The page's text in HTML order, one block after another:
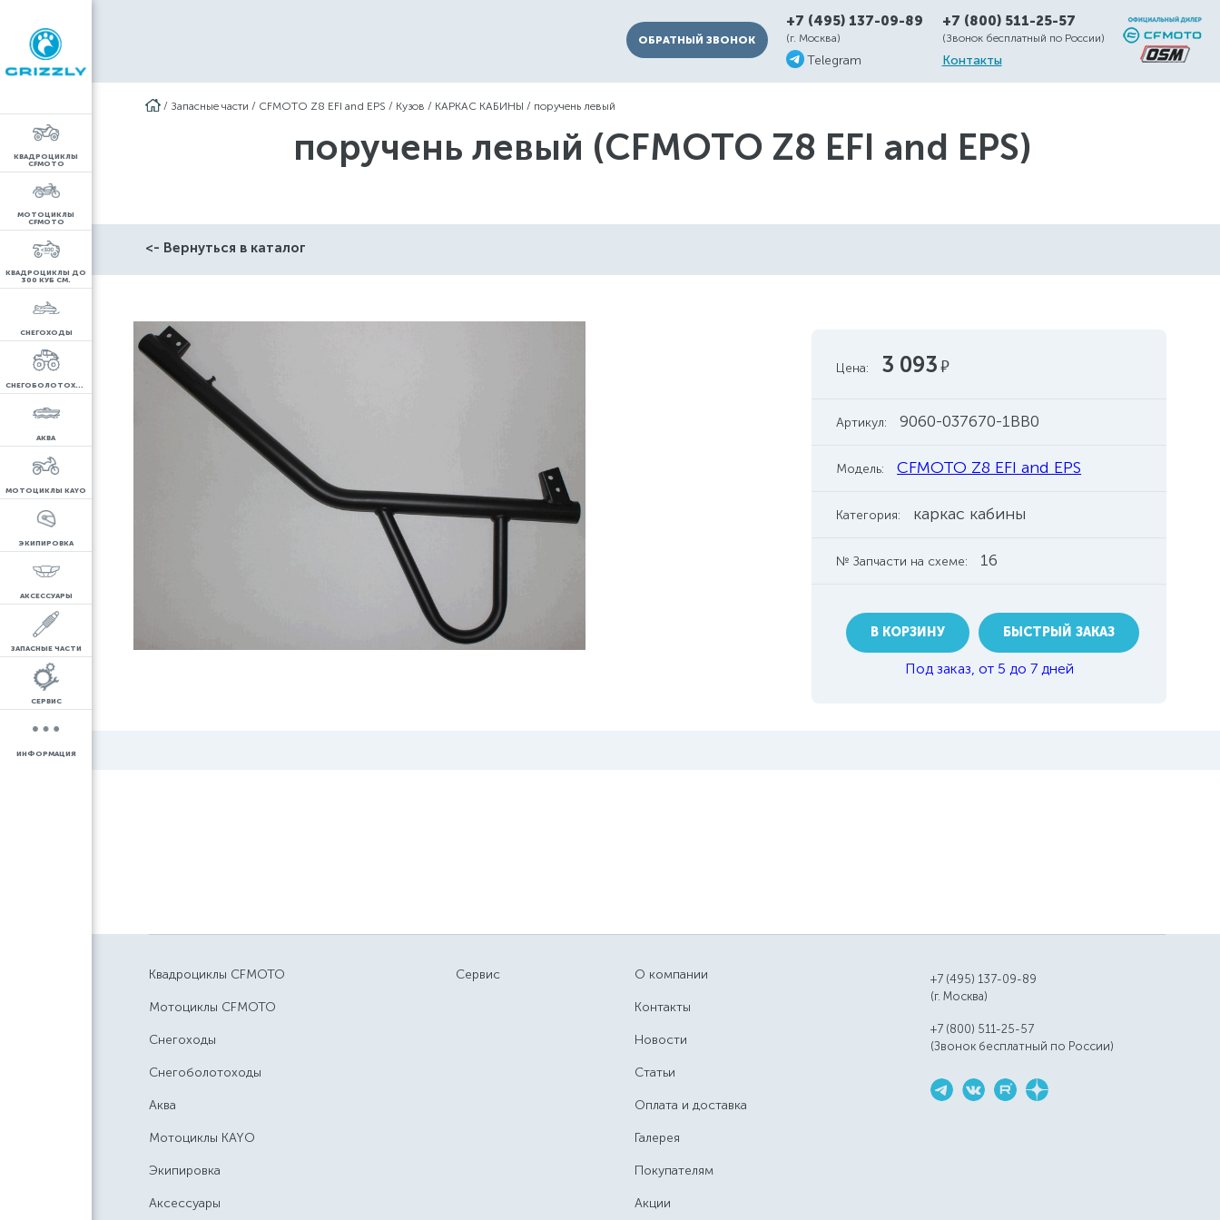
КВАДРОЦИКЛЫ
CFMOTO
МОТОЦИКЛЫ
CFMOTO
КВАДРОЦИКЛЫ ДО
300 КУБ СМ.
СНЕГОХОДЫ
СНЕГОБОЛОТОХОДЫ
АКВА
МОТОЦИКЛЫ KAYO
ЭКИПИРОВКА
АКСЕССУАРЫ
ЗАПАСНЫЕ ЧАСТИ
СЕРВИС
ИНФОРМАЦИЯ
ОБРАТНЫЙ ЗВОНОК
+7 (495) 137-09-89
(г. Москва)
Telegram
+7 (800) 511-25-57
(Звонок бесплатный по России)
Контакты
/ Запасные части / CFMOTO Z8 EFI and EPS / Кузов / КАРКАС КАБИНЫ / поручень левый
поручень левый (CFMOTO Z8 EFI and EPS)
<- Вернуться в каталог
Цена: 3 093руб.
Артикул: 9060-037670-1BB0
Модель: CFMOTO Z8 EFI and EPS
Категория: каркас кабины
№ Запчасти на схеме: 16
В КОРЗИНУ БЫСТРЫЙ ЗАКАЗ
Под заказ, от 5 до 7 дней
Квадроциклы CFMOTO
Мотоциклы CFMOTO
Снегоходы
Снегоболотоходы
Аква
Мотоциклы KAYO
Экипировка
Аксессуары
Сервис О компании
Контакты
Новости
Статьи
Оплата и доставка
Галерея
Покупателям
Акции
+7 (495) 137-09-89
(г. Москва)
+7 (800) 511-25-57
(Звонок бесплатный по России)